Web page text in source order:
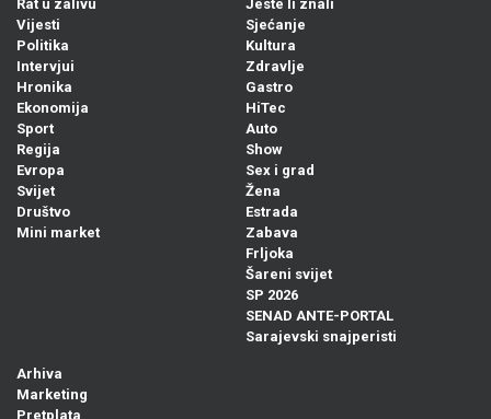
Rat u zalivu
Vijesti
Politika
Intervjui
Hronika
Ekonomija
Sport
Regija
Evropa
Svijet
Društvo
Mini market
Jeste li znali
Sjećanje
Kultura
Zdravlje
Gastro
HiTec
Auto
Show
Sex i grad
Žena
Estrada
Zabava
Frljoka
Šareni svijet
SP 2026
SENAD ANTE-PORTAL
Sarajevski snajperisti
Arhiva
Marketing
Pretplata